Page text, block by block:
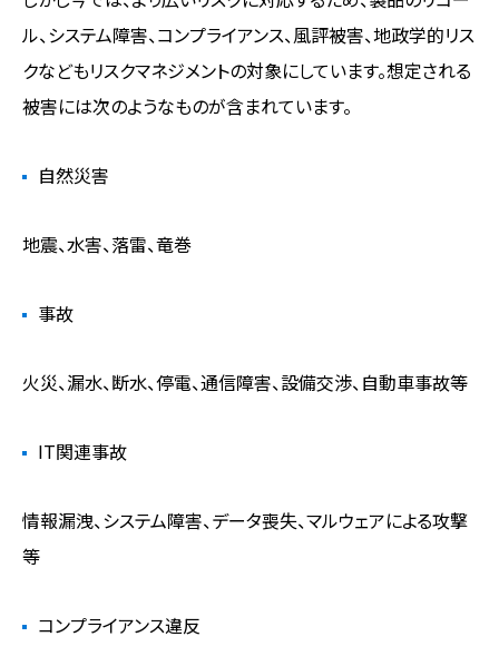
ル、システム障害、コンプライアンス、風評被害、地政学的リス
クなどもリスクマネジメントの対象にしています。想定される
被害には次のようなものが含まれています。
自然災害
地震、水害、落雷、竜巻
事故
火災、漏水、断水、停電、通信障害、設備交渉、自動車事故等
IT関連事故
情報漏洩、システム障害、データ喪失、マルウェアによる攻撃
等
コンプライアンス違反